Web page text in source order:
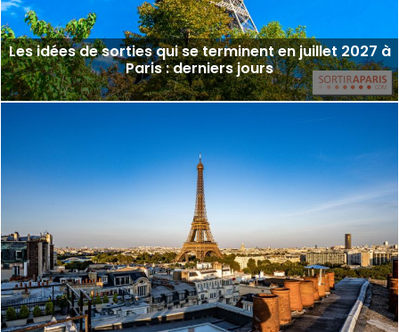
Les idées de sorties qui se terminent en juillet 2027 à
Paris : derniers jours